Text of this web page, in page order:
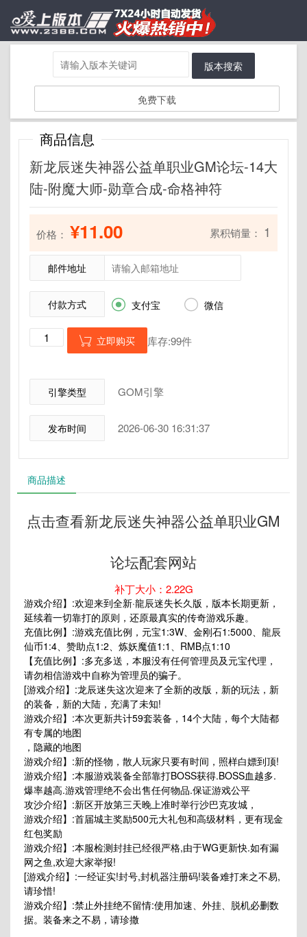
版本搜索
免费下载
商品信息
新龙辰迷失神器公益单职业GM论坛-14大
陆-附魔大师-勋章合成-命格神符
价格： ¥11.00 累积销量： 1
邮件地址
付款方式  支付宝  微信
 立即购买 库存:99件
引擎类型 GOM引擎
发布时间 2026-06-30 16:31:37
商品描述
点击查看新龙辰迷失神器公益单职业GM
论坛配套网站
补丁大小：2.22G
游戏介绍】:欢迎来到全新·龍辰迷失长久版，版本长期更新，
延续着一切靠打的原则，还原最真实的传奇游戏乐趣。
充值比例】:游戏充值比例，元宝1:3W、金刚石1:5000、龍辰
仙币1:4、赞助点1:2、炼妖魔值1:1、RMB点1:10
【充值比例】:多充多送，本服没有任何管理员及元宝代理，
请勿相信游戏中自称为管理员的骗子。
[游戏介绍】:龙辰迷失这次迎来了全新的改版，新的玩法，新
的装备，新的大陆，充满了未知!
游戏介绍】:本次更新共计59套装备，14个大陆，每个大陆都
有专属的地图
，隐藏的地图
游戏介绍】:新的怪物，散人玩家只要有时间，照样白嫖到顶!
游戏介绍】:本服游戏装备全部靠打BOSS获得.BOSS血越多.
爆率越高.游戏管理绝不会出售任何物品.保证游戏公平
攻沙介绍】:新区开放第三天晚上准时举行沙巴克攻城，
游戏介绍】:首届城主奖励500元大礼包和高级材料，更有现金
红包奖励
游戏介绍】:本服检测封挂已经很严格,由于WG更新快.如有漏
网之鱼,欢迎大家举报!
[游戏介绍】:一经证实!封号,封机器注册码!装备难打来之不易,
请珍惜!
游戏介绍】:禁止外挂绝不留情:使用加速、外挂、脱机必删数
据。装备来之不易，请珍撒